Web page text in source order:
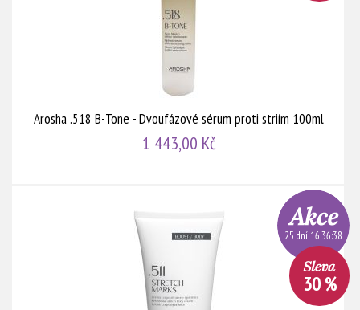
Arosha .518 B-Tone - Dvoufázové sérum proti striím 100ml
1 443,00 Kč
25 dní 16:36:38
30 %